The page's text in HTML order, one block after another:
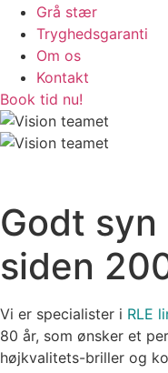
Grå stær
Tryghedsgaranti
Om os
Kontakt
Book tid nu!
Godt syn
siden
Vi er specialister i RLE
80 år, som ønsker et
højkvalitets-briller og